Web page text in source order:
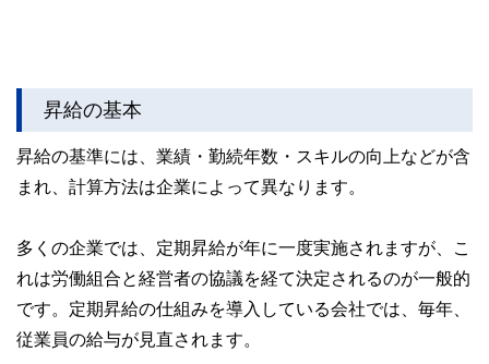
昇給の基本
昇給の基準には、業績・勤続年数・スキルの向上などが含
まれ、計算方法は企業によって異なります。
多くの企業では、定期昇給が年に一度実施されますが、こ
れは労働組合と経営者の協議を経て決定されるのが一般的
です。定期昇給の仕組みを導入している会社では、毎年、
従業員の給与が見直されます。